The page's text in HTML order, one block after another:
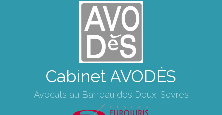
Cabinet AVODÈS
Avocats au Barreau des Deux-Sèvres